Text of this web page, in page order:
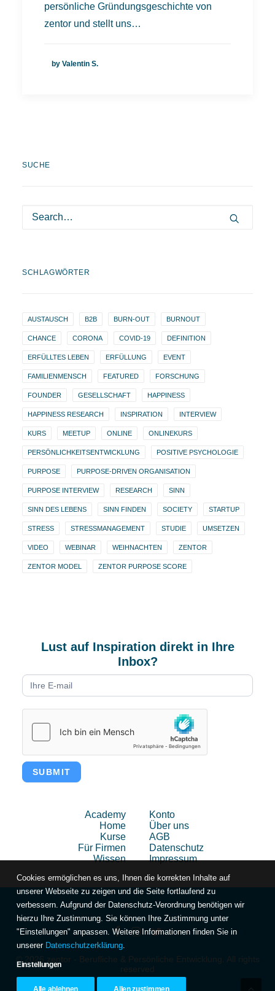
persönliche Gründungsgeschichte von
zentor und stellt uns…
by Valentin S.
SUCHE
SCHLAGWÖRTER
AUSTAUSCH B2B BURN-OUT BURNOUT
CHANCE CORONA COVID-19 DEFINITION
ERFÜLLTES LEBEN ERFÜLLUNG EVENT
FAMILIENMENSCH FEATURED FORSCHUNG
FOUNDER GESELLSCHAFT HAPPINESS
HAPPINESS RESEARCH INSPIRATION INTERVIEW
KURS MEETUP ONLINE ONLINEKURS
PERSÖNLICHKEITSENTWICKLUNG POSITIVE PSYCHOLOGIE
PURPOSE PURPOSE-DRIVEN ORGANISATION
PURPOSE INTERVIEW RESEARCH SINN
SINN DES LEBENS SINN FINDEN SOCIETY STARTUP
STRESS STRESSMANAGEMENT STUDIE UMSETZEN
VIDEO WEBINAR WEIHNACHTEN ZENTOR
ZENTOR MODEL ZENTOR PURPOSE SCORE
Lust auf Inspiration direkt in Ihre
Inbox?
Newsletter
form
DE
SUBMIT
Academy
Home
Kurse
Für Firmen
Wissen
Konto
Über uns
AGB
Datenschutz
Impressum
© 2026 zentor - Berufliche & Persönliche Entwicklung. All rights
reserved
Cookies ermöglichen es uns, Ihnen die korrekten Inhalte auf
unserer Webseite zu zeigen und die Seite fortlaufend zu
verbessern. Aufgrund der Datenschutz-Verordnung benötigen wir
hierzu Ihre Zustimmung. Sie können Ihre Zustimmung unter
"Einstellungen" anpassen. Weitere Informationen finden Sie in
unserer Datenschutzerklärung.
Einstellungen
Alle ablehnen Allen zustimmen